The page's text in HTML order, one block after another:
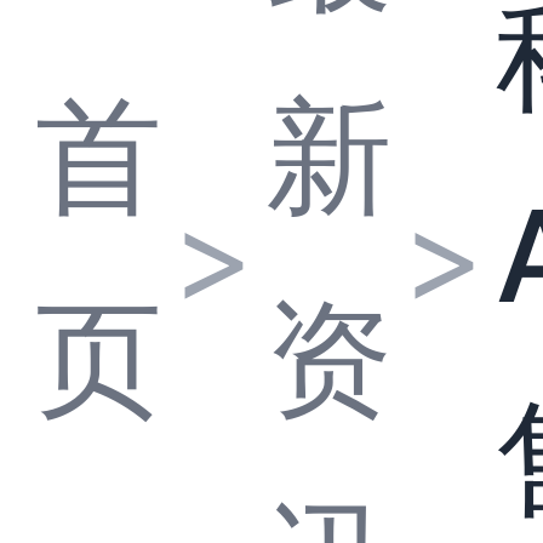
首
页
>
新
资
>